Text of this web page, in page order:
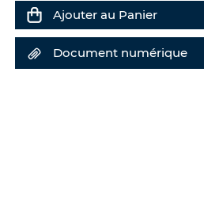
Ajouter au Panier
Document numérique